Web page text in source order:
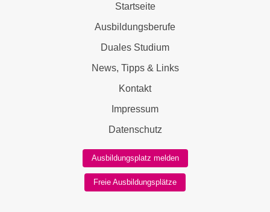
Startseite
Ausbildungsberufe
Duales Studium
News, Tipps & Links
Kontakt
Impressum
Datenschutz
Ausbildungsplatz melden
Freie Ausbildungsplätze